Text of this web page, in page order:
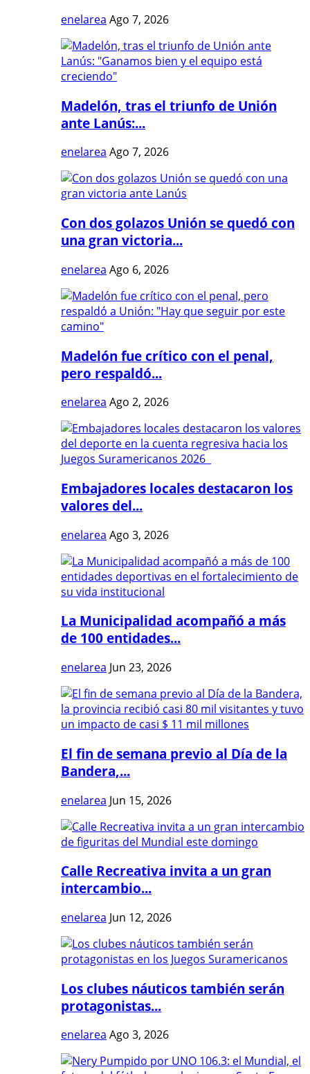
enelarea Ago 7, 2026
Madelón, tras el triunfo de Unión
ante Lanús:...
enelarea Ago 7, 2026
Con dos golazos Unión se quedó con
una gran victoria...
enelarea Ago 6, 2026
Madelón fue crítico con el penal,
pero respaldó...
enelarea Ago 2, 2026
Embajadores locales destacaron los
valores del...
enelarea Ago 3, 2026
La Municipalidad acompañó a más
de 100 entidades...
enelarea Jun 23, 2026
El fin de semana previo al Día de la
Bandera,...
enelarea Jun 15, 2026
Calle Recreativa invita a un gran
intercambio...
enelarea Jun 12, 2026
Los clubes náuticos también serán
protagonistas...
enelarea Ago 3, 2026